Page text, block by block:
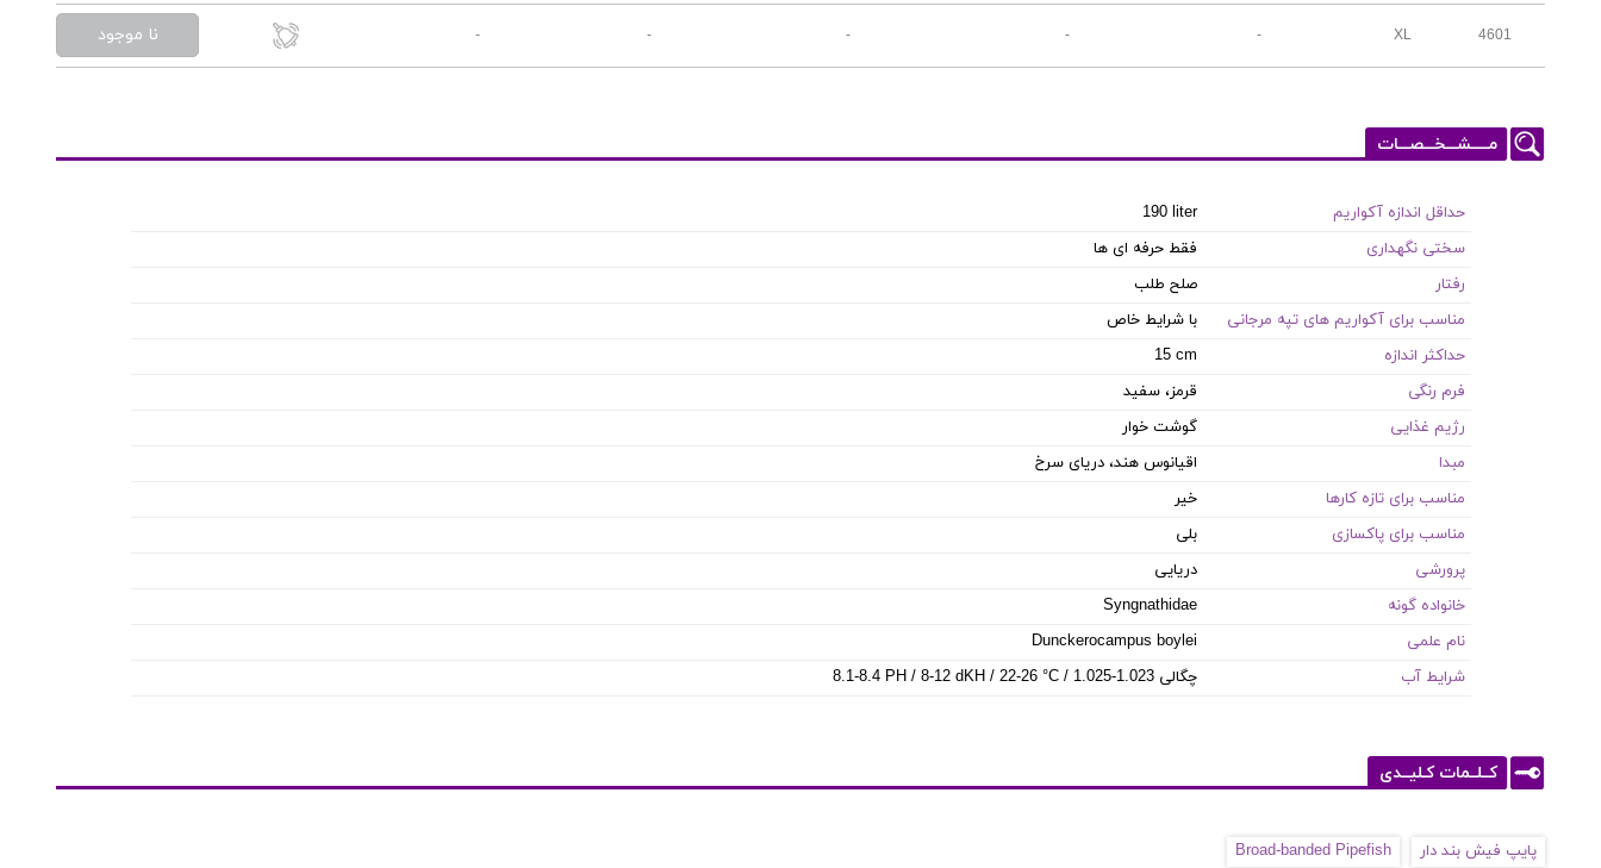
4601
XL
-
-
-
-
- نا موجود
مـــــشـــخـــصـــات
حداقل اندازه آکواریم
190 liter
سختی نگهداری
فقط حرفه ای ها
رفتار
صلح طلب
مناسب برای آکواریم های تپه مرجانی
با شرایط خاص
حداکثر اندازه
15 cm
فرم رنگی
قرمز، سفید
رژیم غذایی
گوشت خوار
مبدا
اقیانوس هند، دریای سرخ
مناسب برای تازه کارها
خیر
مناسب برای پاکسازی
بلی
پرورشی
دریایی
خانواده گونه
Syngnathidae
نام علمی
Dunckerocampus boylei
شرایط آب
8.1-8.4 PH / 8-12 dKH / 22-26 °C / چگالی 1.023-1.025
کــلــمات کـلیــدی
پایپ فیش بند دار Broad-banded Pipefish